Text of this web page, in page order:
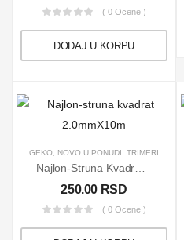
( 0 Ocene )
DODAJ U KORPU
GEKO NOVO U PONUDI TRIMERI
250.00 RSD
( 0 Ocene )